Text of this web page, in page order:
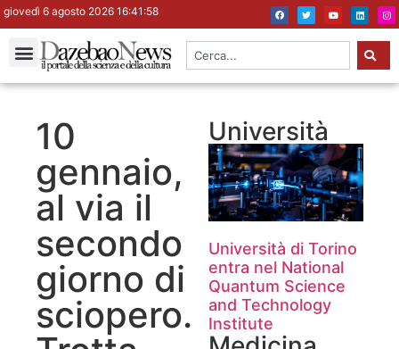
giovedì 6 agosto 2026 16:41:59
10
gennaio,
al via il
secondo
giorno di
sciopero.
Università
Università di Torino
entra nel National
Quantum Science
and Technology
Institute